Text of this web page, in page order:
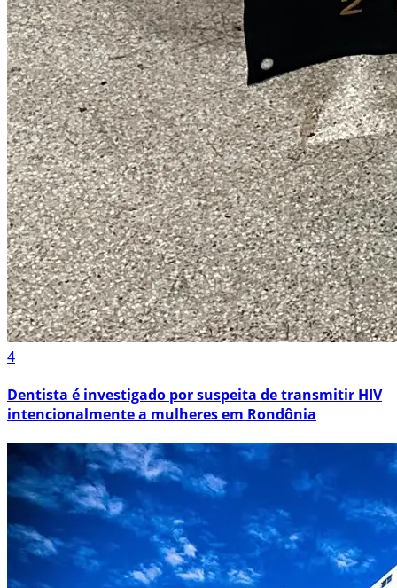
4
Dentista é investigado por suspeita de transmitir HIV
intencionalmente a mulheres em Rondônia